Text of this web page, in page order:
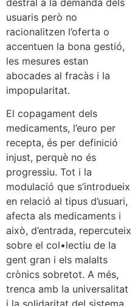
usuaris però no
racionalitzen l’oferta o
accentuen la bona gestió,
les mesures estan
abocades al fracàs i la
impopularitat.
El copagament dels
medicaments, l’euro per
recepta, és per definició
injust, perquè no és
progressiu. Tot i la
modulació que s’introdueix
en relació al tipus d’usuari,
afecta als medicaments i
això, d’entrada, repercuteix
sobre el col•lectiu de la
gent gran i els malalts
crònics sobretot. A més,
trenca amb la universalitat